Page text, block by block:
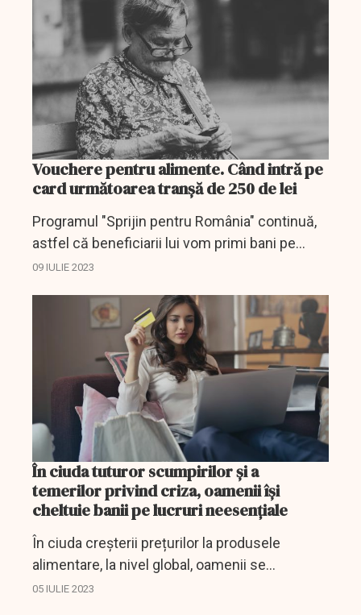
Vouchere pentru alimente. Când intră pe
card următoarea tranșă de 250 de lei
Programul "Sprijin pentru România" continuă,
astfel că beneficiarii lui vom primi bani pe
voucherele de alimente.
09 IULIE 2023
În ciuda tuturor scumpirilor şi a
temerilor privind criza, oamenii își
cheltuie banii pe lucruri neesențiale
În ciuda creșterii prețurilor la produsele
alimentare, la nivel global, oamenii se
pregătesc să cheltuiască și mai mulți bani
05 IULIE 2023